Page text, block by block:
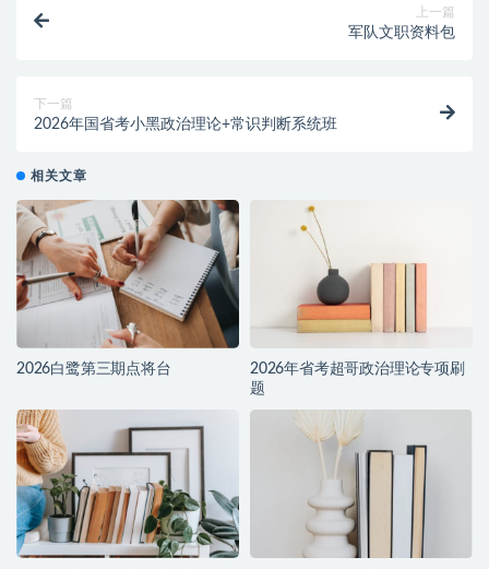
上一篇
军队文职资料包
下一篇
2026年国省考小黑政治理论+常识判断系统班
相关文章
2026白鹭第三期点将台
2026年省考超哥政治理论专项刷
题